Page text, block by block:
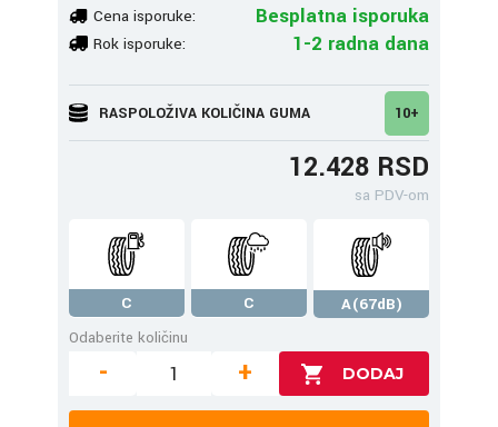
Cena isporuke: Besplatna isporuka
Rok isporuke: 1-2 radna dana
RASPOLOŽIVA KOLIČINA GUMA 10+
12.428 RSD
sa PDV-om
C C
A(67dB)
Odaberite količinu
- +